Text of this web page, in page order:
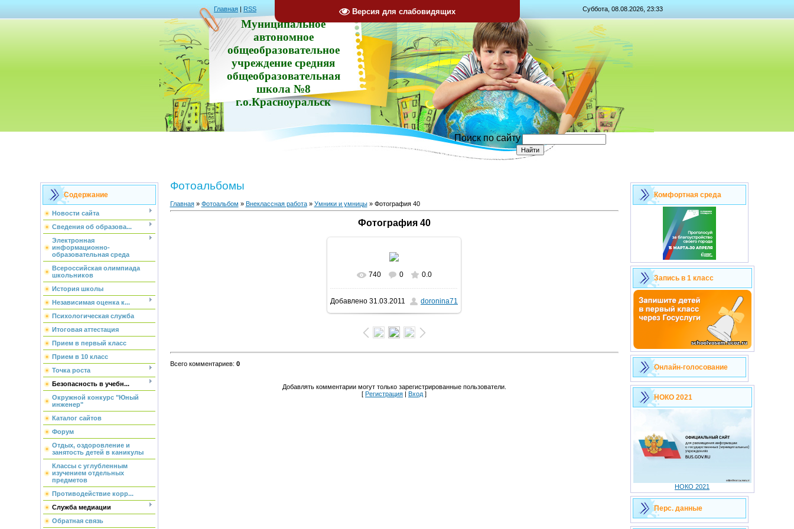
Версия для слабовидящих
Главная | RSS Суббота, 08.08.2026, 23:33
Муниципальное
автономное
общеобразовательное
учреждение средняя
общеобразовательная
школа №8
г.о.Красноуральск
Поиск по сайту
Содержание
Новости сайта
Сведения об образова...
Электронная
информационно-
образовательная среда
Всероссийская олимпиада
школьников
История школы
Независимая оценка к...
Психологическая служба
Итоговая аттестация
Прием в первый класс
Прием в 10 класс
Точка роста
Безопасность в учебн...
Окружной конкурс "Юный
инженер"
Каталог сайтов
Форум
Отдых, оздоровление и
занятость детей в каникулы
Классы с углубленным
изучением отдельных
предметов
Противодействие корр...
Служба медиации
Обратная связь
Фотоальбомы
Главная» Фотоальбом » Внеклассная работа» Умники и умницы» Фотография 40
Фотография 40
В реальном размере
1566x1359/ 399.9Kb
740 0 0.0
Добавлено 31.03.2011 doronina71
Всего комментариев: 0
Добавлять комментарии могут только зарегистрированные пользователи.
[ Регистрация | Вход ]
Комфортная среда
Запись в 1 класс
Онлайн-голосование
НОКО 2021
НОКО 2021
Перс. данные